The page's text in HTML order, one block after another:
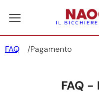
IL BICCHIERE
FAQ Pagamento
FAQ -